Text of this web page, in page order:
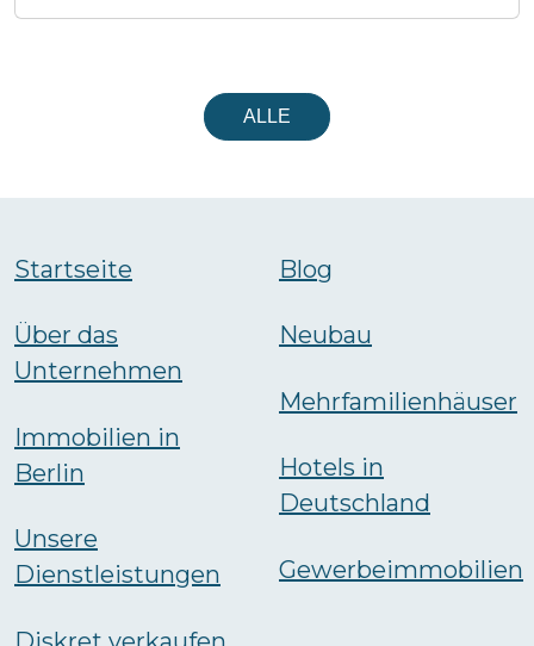
ALLE
Startseite
Über das
Unternehmen
Immobilien in
Berlin
Unsere
Dienstleistungen
Blog
Neubau
Mehrfamilienhäuser
Hotels in
Deutschland
Gewerbeimmobilien